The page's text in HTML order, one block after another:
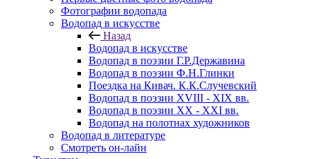
Фотографии водопада
Водопад в искусстве
Назад
Водопад в искусстве
Водопад в поэзии Г.Р.Державина
Водопад в поэзии Ф.Н.Глинки
Поездка на Кивач. К.К.Случевский
Водопад в поэзии XVIII - XIX вв.
Водопад в поэзии XX - XXI вв.
Водопад на полотнах художников
Водопад в литературе
Смотреть он-лайн